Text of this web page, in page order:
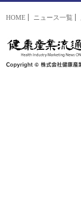
HOME ニュース一覧